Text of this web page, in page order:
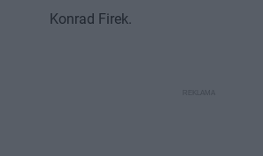
Konrad Firek.